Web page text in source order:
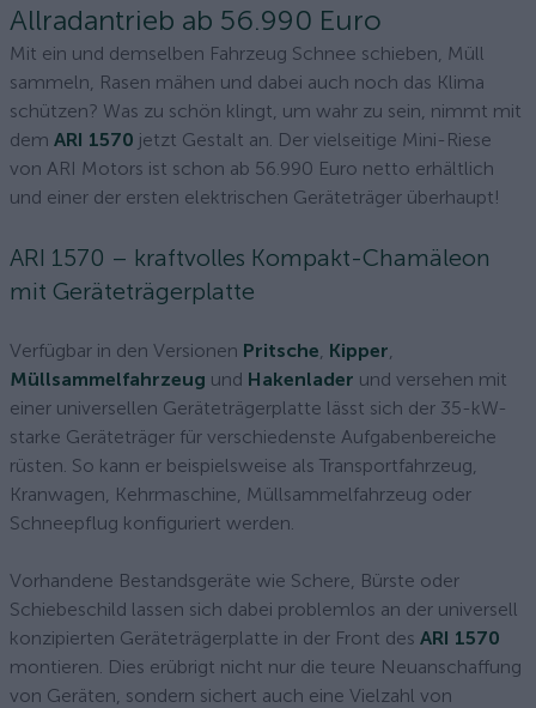
Allradantrieb ab 56.990 Euro
Mit ein und demselben Fahrzeug Schnee schieben, Müll
sammeln, Rasen mähen und dabei auch noch das Klima
schützen? Was zu schön klingt, um wahr zu sein, nimmt mit
dem ARI 1570 jetzt Gestalt an. Der vielseitige Mini-Riese
von ARI Motors ist schon ab 56.990 Euro netto erhältlich
und einer der ersten elektrischen Geräteträger überhaupt!
ARI 1570 – kraftvolles Kompakt-Chamäleon
mit Geräteträgerplatte
Verfügbar in den Versionen Pritsche, Kipper,
Müllsammelfahrzeug und Hakenlader und versehen mit
einer universellen Geräteträgerplatte lässt sich der 35-kW-
starke Geräteträger für verschiedenste Aufgabenbereiche
rüsten. So kann er beispielsweise als Transportfahrzeug,
Kranwagen, Kehrmaschine, Müllsammelfahrzeug oder
Schneepflug konfiguriert werden.
Vorhandene Bestandsgeräte wie Schere, Bürste oder
Schiebeschild lassen sich dabei problemlos an der universell
konzipierten Geräteträgerplatte in der Front des ARI 1570
montieren. Dies erübrigt nicht nur die teure Neuanschaffung
von Geräten, sondern sichert auch eine Vielzahl von